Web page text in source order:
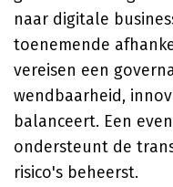
naar digitale
toenemende
vereisen een
wendbaarheid,
balanceert. Een
ondersteunt de
risico's beheerst.